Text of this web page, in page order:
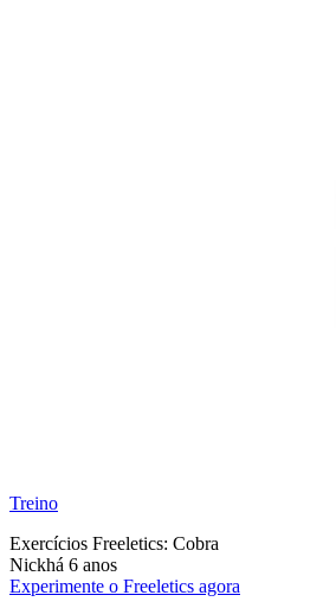
Treino
Exercícios Freeletics: Cobra
Nickhá 6 anos
Experimente o Freeletics agora